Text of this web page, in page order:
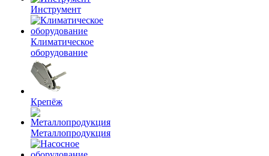
Инструмент
Климатическое
оборудование
Крепёж
Металлопродукция